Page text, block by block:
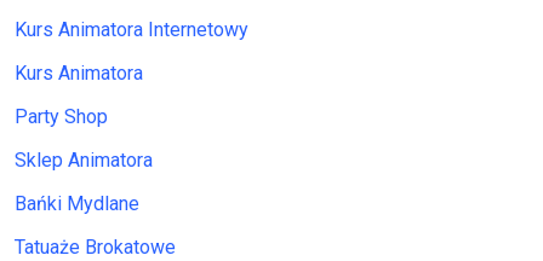
Kurs Animatora Internetowy
Kurs Animatora
Party Shop
Sklep Animatora
Bańki Mydlane
Tatuaże Brokatowe